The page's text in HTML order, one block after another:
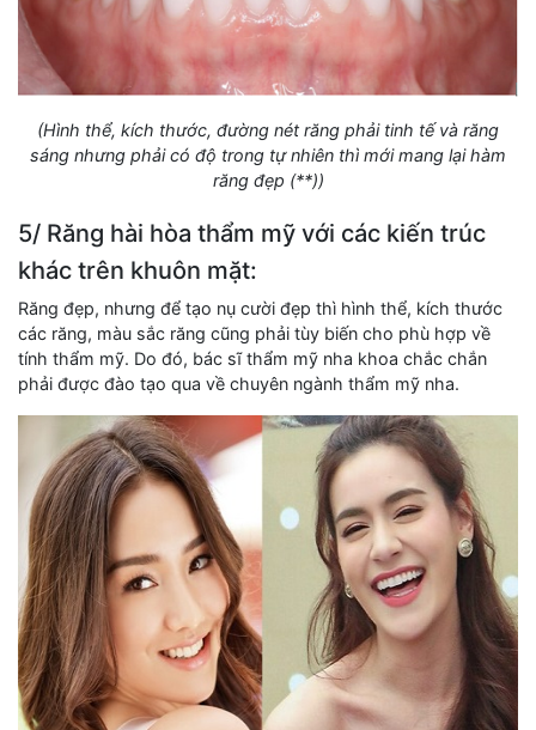
(Hình thể, kích thước, đường nét răng phải tinh tế và răng
sáng nhưng phải có độ trong tự nhiên thì mới mang lại hàm
răng đẹp (**))
5/ Răng hài hòa thẩm mỹ với các kiến trúc
khác trên khuôn mặt:
Răng đẹp, nhưng để tạo nụ cười đẹp thì hình thể, kích thước
các răng, màu sắc răng cũng phải tùy biến cho phù hợp về
tính thẩm mỹ. Do đó, bác sĩ thẩm mỹ nha khoa chắc chắn
phải được đào tạo qua về chuyên ngành thẩm mỹ nha.